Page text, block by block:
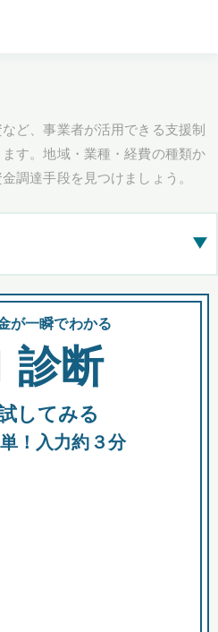
ど、事業者が活用できる支援制
す。地域・業種・経費の種類か
調達手段を見つけましょう。
▶
て表示
資 出資
が一瞬でわかる
診断
してみる
！入力約３分